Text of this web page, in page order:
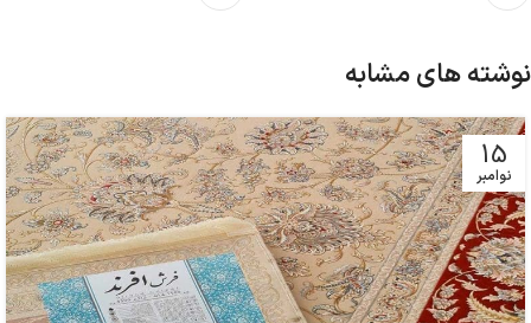
نوشته های مشابه
15
نوامبر